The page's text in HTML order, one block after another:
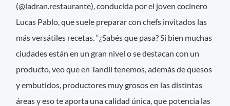
(@ladran.restaurante), conducida por el joven cocinero
Lucas Pablo, que suele preparar con chefs invitados las
más versátiles recetas. “¿Sabés que pasa? Si bien muchas
ciudades están en un gran nivel o se destacan con un
producto, veo que en Tandil tenemos, además de quesos
y embutidos, productores muy grosos en las distintas
áreas y eso te aporta una calidad única, que potencia las